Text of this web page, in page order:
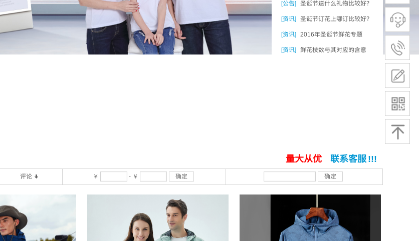
[公告] 圣诞节送什么礼物比较好？
[资讯] 圣诞节订花上哪订比较好？
[资讯] 2016年圣诞节鲜花专题
[资讯] 鲜花枝数与其对应的含意
量大从优 联系客服 !!!
评论 ￥ - ￥ 确定 确定